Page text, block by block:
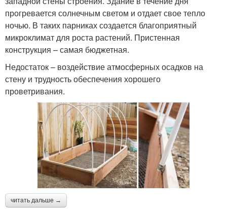
прогревается солнечным светом и отдает свое тепло
ночью. В таких парниках создается благоприятный
микроклимат для роста растений. Пристенная
конструкция – самая бюджетная.
Недостаток – воздействие атмосферных осадков на
стену и трудность обеспечения хорошего
проветривания.
читать дальше →